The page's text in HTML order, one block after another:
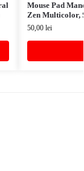
Mouse Pad
Zen Multicolor,
50,00 lei